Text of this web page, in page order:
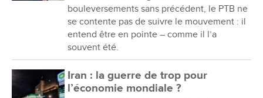
bouleversements sans précédent, le PTB ne
se contente pas de suivre le mouvement : il
entend être en pointe – comme il l’a
souvent été.
Iran : la guerre de trop pour
l’économie mondiale ?